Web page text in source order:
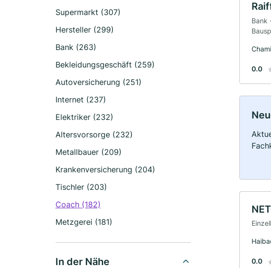
Supermarkt (307)
Hersteller (299)
Bank (263)
Bekleidungsgeschäft (259)
Autoversicherung (251)
Internet (237)
Elektriker (232)
Altersvorsorge (232)
Metallbauer (209)
Krankenversicherung (204)
Tischler (203)
Coach (182)
Metzgerei (181)
In der Nähe
Bank
0.0
0.0